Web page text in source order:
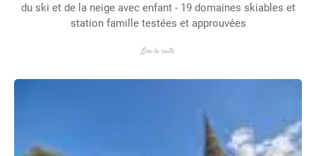
du ski et de la neige avec enfant - 19 domaines skiables et
station famille testées et approuvées
Lire la suite